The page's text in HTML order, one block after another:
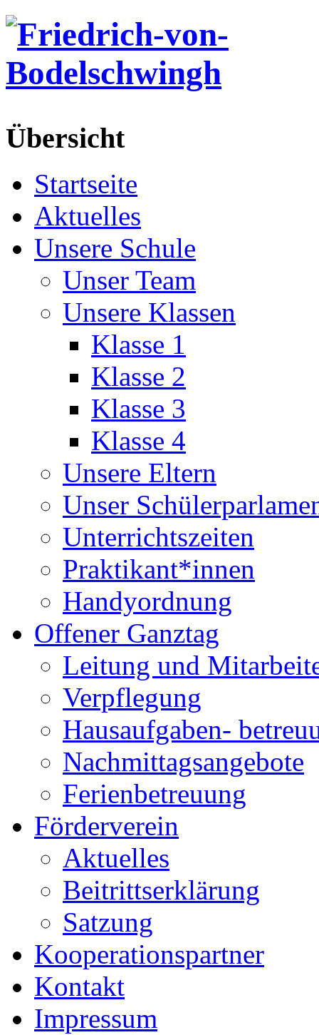
Übersicht
Startseite
Aktuelles
Unsere Schule
Unser Team
Unsere Klassen
Klasse 1
Klasse 2
Klasse 3
Klasse 4
Unsere Eltern
Unser
Unterrichtszeiten
Praktikant*innen
Handyordnung
Offener Ganztag
Leitung und
Verpflegung
Hausaufgaben-
Nachmittagsangebote
Ferienbetreuung
Förderverein
Aktuelles
Beitrittserklärung
Satzung
Kooperationspartner
Kontakt
Impressum